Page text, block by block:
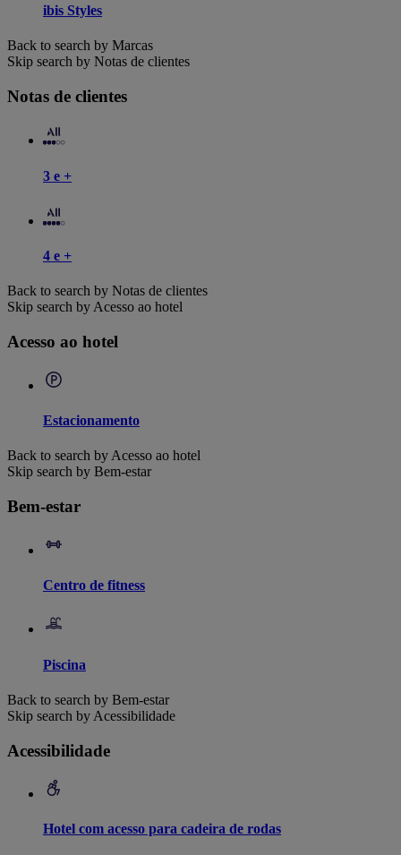
ibis Styles
Back to search by Marcas
Skip search by Notas de clientes
Notas de clientes
3 e +
4 e +
Back to search by Notas de clientes
Skip search by Acesso ao hotel
Acesso ao hotel
Estacionamento
Back to search by Acesso ao hotel
Skip search by Bem-estar
Bem-estar
Centro de fitness
Piscina
Back to search by Bem-estar
Skip search by Acessibilidade
Acessibilidade
Hotel com acesso para cadeira de rodas